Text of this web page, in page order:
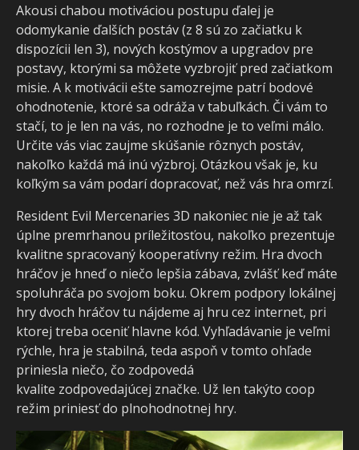
Akousi chabou motiváciou postupu ďalej je
odomykanie ďalších postáv (z 8 sú zo začiatku k
dispozícii len 3), nových kostýmov a upgradov pre
postavy, ktorými sa môžete vyzbrojiť pred začiatkom
misie. A k motivácii ešte samozrejme patrí bodové
ohodnotenie, ktoré sa odráža v tabuľkách. Či vám to
stačí, to je len na vás, no rozhodne je to veľmi málo.
Určite vás viac zaujme skúšanie rôznych postáv,
nakoľko každá má inú výzbroj. Otázkou však je, ku
koľkým sa vám podarí dopracovať, než vás hra omrzí.
Resident Evil Mercenaries 3D nakoniec nie je až tak
úplne premrhanou príležitosťou, nakoľko prezentuje
kvalitne spracovaný kooperatívny režim. Hra dvoch
hráčov je hneď o niečo lepšia zábava, zvlášť keď máte
spoluhráča po svojom boku. Okrem podpory lokálnej
hry dvoch hráčov tu nájdeme aj hru cez internet, pri
ktorej treba oceniť hlavne kód. Vyhľadávanie je veľmi
rýchle, hra je stabilná, teda aspoň v tomto ohľade
priniesla niečo, čo zodpovedá
kvalite zodpovedajúcej značke. Už len takýto coop
režim priniesť do plnohodnotnej hry.